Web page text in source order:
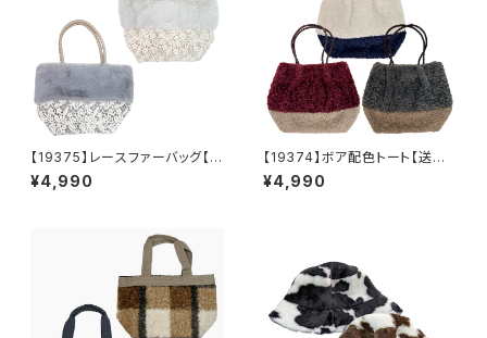
【19375】レースファーバッグ【送
料無料】秋冬バッグ 新作
¥4,990
【19374】ボア配色トート【送料
無料】秋冬バッグ 新作
¥4,990